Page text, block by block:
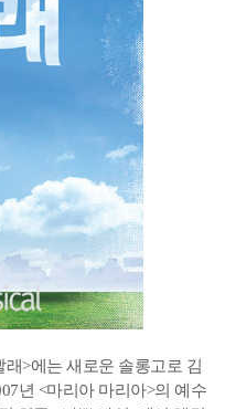
>에는 새로운 솔롱고로 김
년 <마리아 마리아>의 예수